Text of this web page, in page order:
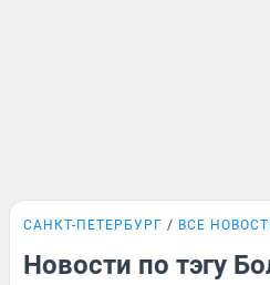
САНКТ-ПЕТЕРБУРГ ВСЕ
Новости по тэгу